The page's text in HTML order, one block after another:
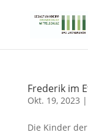
Frederik im
Okt. 19, 2023 |
Die Kinder